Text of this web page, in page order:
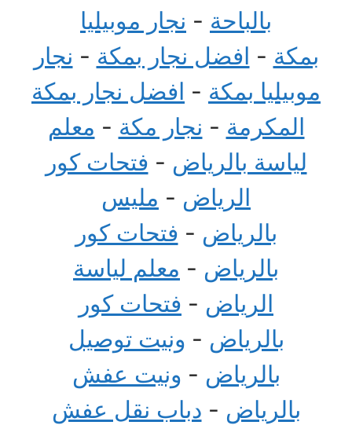
بالباحة - نجار موبيليا
بمكة - افضل نجار بمكة - نجار
موبيليا بمكة - افضل نجار بمكة
المكرمة - نجار مكة - معلم
لياسة بالرياض - فتحات كور
الرياض - مليس
بالرياض - فتحات كور
بالرياض - معلم لياسة
الرياض - فتحات كور
بالرياض - ونيت توصيل
بالرياض - ونيت عفش
بالرياض - دباب نقل عفش